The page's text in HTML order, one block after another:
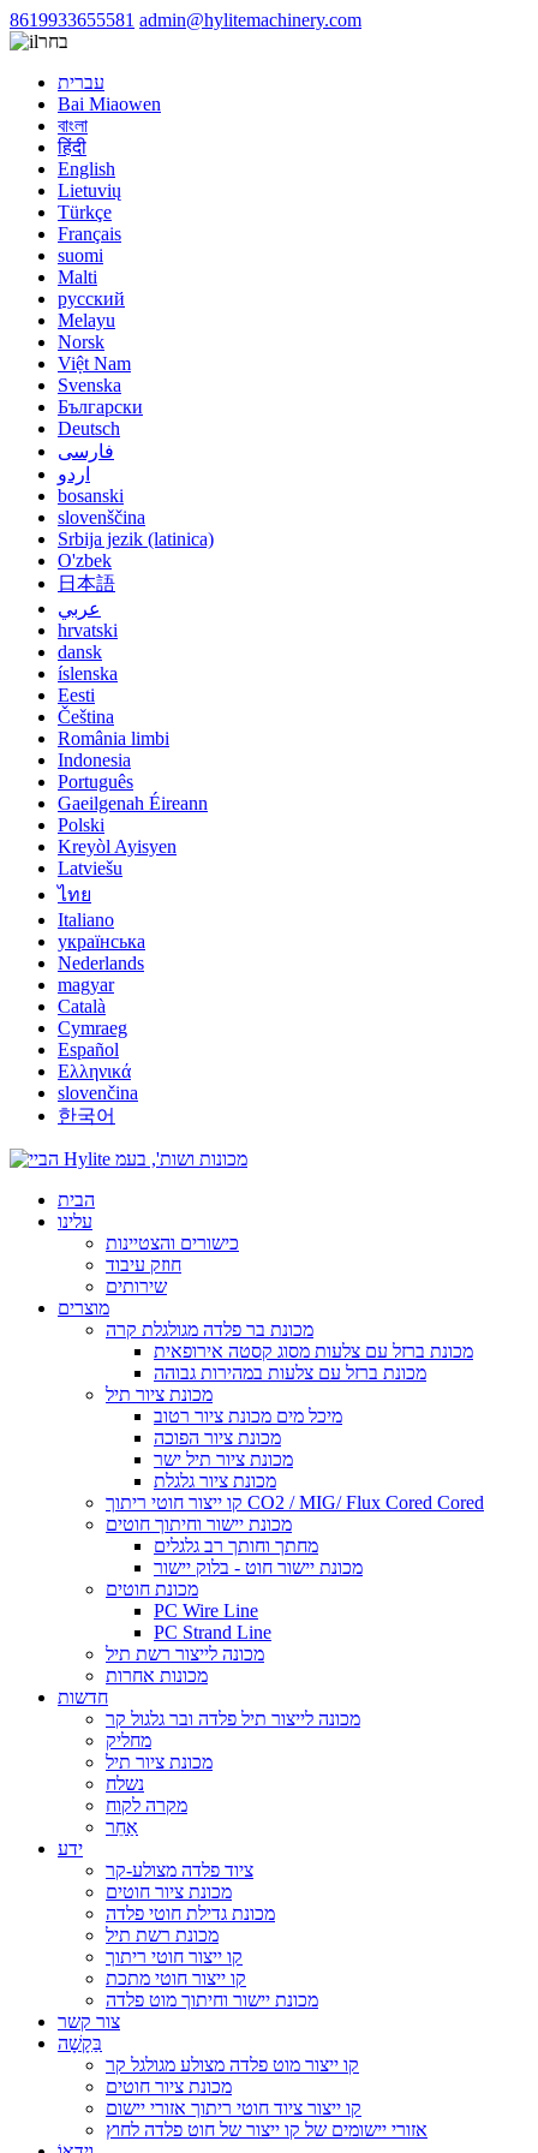
8619933655581 admin@hylitemachinery.com
בחר
עברית
Bai Miaowen
বাংলা
हिंदी
English
Lietuvių
Türkçe
Français
suomi
Malti
русский
Melayu
Norsk
Việt Nam
Svenska
Български
Deutsch
فارسی
اردو
bosanski
slovenščina
Srbija jezik (latinica)
O'zbek
日本語
عربي
hrvatski
dansk
íslenska
Eesti
Čeština
România limbi
Indonesia
Português
Gaeilgenah Éireann
Polski
Kreyòl Ayisyen
Latviešu
ไทย
Italiano
українська
Nederlands
magyar
Català
Cymraeg
Español
Ελληνικά
slovenčina
한국어
הבית
עלינו
כישורים והצטיינות
חוזק עיבוד
שירותים
מוצרים
מכונת בר פלדה מגולגלת קרה
מכונת ברזל עם צלעות מסוג קסטה אירופאית
מכונת ברזל עם צלעות במהירות גבוהה
מכונת ציור תיל
מיכל מים מכונת ציור רטוב
מכונת ציור הפוכה
מכונת ציור תיל ישר
מכונת ציור גלגלת
קו ייצור חוטי ריתוך CO2 / MIG/ Flux Cored Cored
מכונת יישור וחיתוך חוטים
מחתך וחותך רב גלגלים
מכונת יישור חוט - בלוק יישור
מכונת חוטים
PC Wire Line
PC Strand Line
מכונה לייצור רשת תיל
מכונות אחרות
חדשות
מכונה לייצור תיל פלדה ובר גלגול קר
מחליק
מכונת ציור תיל
נשלח
מקרה לקוח
אַחֵר
ידע
ציוד פלדה מצולע-קר
מכונת ציור חוטים
מכונת גדילת חוטי פלדה
מכונת רשת תיל
קו ייצור חוטי ריתוך
קו ייצור חוטי מתכת
מכונת יישור וחיתוך מוט פלדה
צור קשר
בַּקָשָׁה
קו ייצור מוט פלדה מצולע מגולגל קר
מכונת ציור חוטים
קו ייצור ציוד חוטי ריתוך אזורי יישום
אזורי יישומים של קו ייצור של חוט פלדה לחוץ